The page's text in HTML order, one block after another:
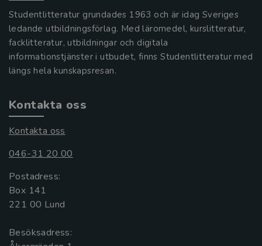
Studentlitteratur grundades 1963 och är idag Sveriges
ledande utbildningsförlag. Med läromedel, kurslitteratur,
facklitteratur, utbildningar och digitala
informationstjänster i utbudet, finns Studentlitteratur med
längs hela kunskapsresan.
Kontakta oss
Kontakta oss
046-31 20 00
Postadress:
Box 141
221 00 Lund
Besöksadress: